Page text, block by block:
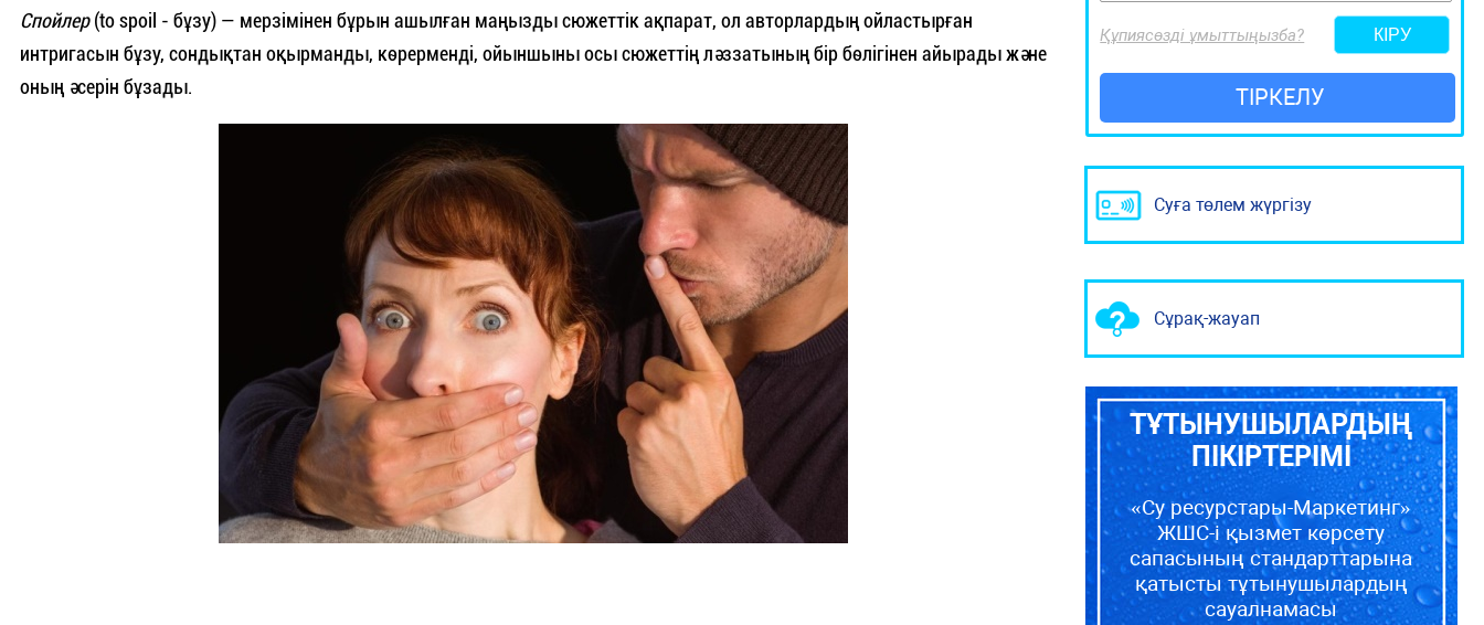
Спойлер(to spoil - бұзу) — мерзімінен бұрын ашылған маңызды сюжеттік ақпарат, ол авторлардың ойластырған
интригасын бұзу, сондықтан оқырманды, көрерменді, ойыншыны осы сюжеттің ләззатының бір бөлігінен айырады және
оның әсерін бұзады.
Құпиясөзді ұмыттыңызба?
ТІРКЕЛУ
Суға төлем жүргізу
Сұрақ-жауап
ТҰТЫНУШЫЛАРДЫҢ
ПІКІРТЕРІМІ
«Су ресурстары-Маркетинг»
ЖШС-і қызмет көрсету
сапасының стандарттарына
қатысты тұтынушылардың
сауалнамасы